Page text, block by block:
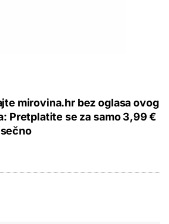
mirovina.hr bez oglasa ovog
Pretplatite se za samo 3,99 €